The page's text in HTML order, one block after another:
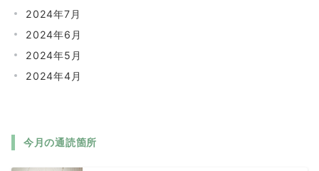
2024年7月
2024年6月
2024年5月
2024年4月
今月の通読箇所